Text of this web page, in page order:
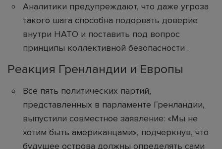
Аналитики предупреждают, что даже угроза
такого шага способна подорвать доверие
внутри НАТО и поставить под вопрос
принципы коллективной безопасности .
Реакция Гренландии и Европы
Все пять политических партий,
представленных в парламенте Гренландии,
выпустили совместное заявление: «Мы не
хотим быть американцами», подчеркнув, что
будущее острова должны определять сами